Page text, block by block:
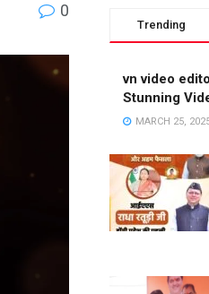
0
Trending
vn video
Stunning
MARCH 25,